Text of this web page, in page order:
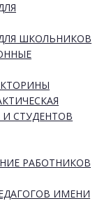
ШКОЛЬНИКОВ
СТУДЕНТОВ
РАБОТНИКОВ
ИМЕНИ